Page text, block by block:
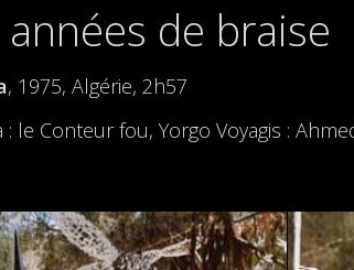
de braise
, 1975, Algérie, 2h57
le Conteur fou, Yorgo Voyagis :